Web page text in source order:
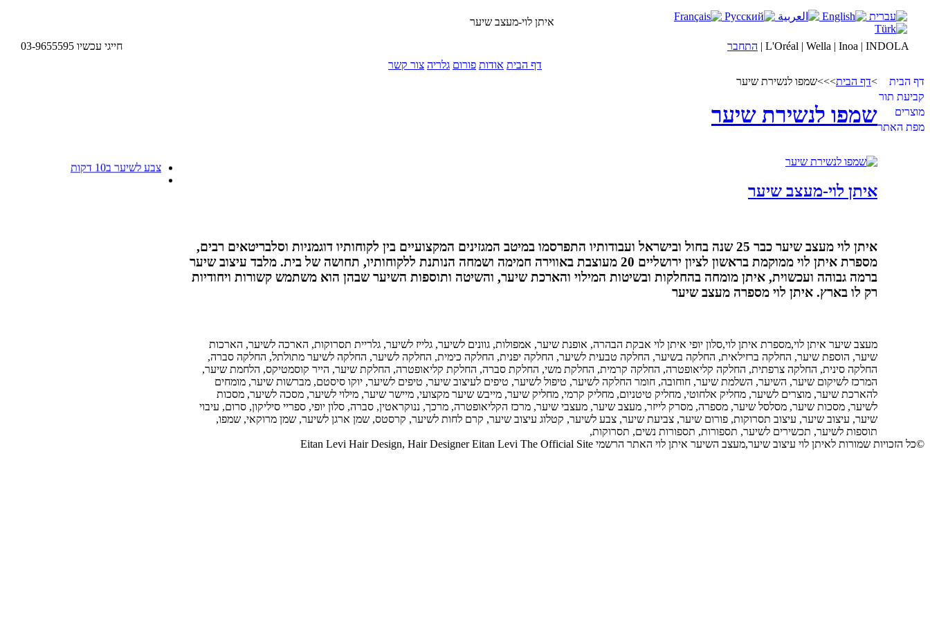
איתן לוי-מעצב שיער
L'Oréal | Wella | Inoa | INDOLA | התחבר
חייגי עכשיו 03-9655595
דף הבית אודות פורום גלריה צור קשר
דף הבית
קביעת תור
מוצרים
מפת האתר
>דף הבית>
>
>שמפו לנשירת שיער
שמפו לנשירת שיער
איתן לוי-מעצב שיער
איתן לוי מעצב שיער כבר 25 שנה בחול ובישראל ועבודותיו התפרסמו במיטב המגזינים המקצועיים בין לקוחותיו דוגמניות וסלבריטאים רבים,
מספרת איתן לוי ממוקמת בראשון לציון ירושליים 20 מעוצבת באווירה חמימה ושמחה הנותנת ללקוחותיו, תחושה של בית. מלבד עיצוב שיער
ברמה גבוהה ועכשוית, איתן מומחה בהחלקות ובשיטות המילוי והארכת שיער, והשיטה ותוספות השיער שבהן הוא משתמש קשורות ויחודיות
רק לו בארץ. איתן לוי מספרה מעצב שיער
מעצב שיער איתן לוי,מספרת איתן לוי,סלון יופי איתן לוי אבקת הבהרה, אופנת שיער, אמפולות, גוונים לשיער, גלייז לשיער, גלריית תסרוקות, הארכה לשיער, הארכות
שיער, הוספת שיער, החלקה ברזילאית, החלקה בשיער, החלקה טבעית לשיער, החלקה יפנית, החלקה כימית, החלקה לשיער, החלקה לשיער מתולתל, החלקה סברה,
החלקה סינית, החלקה צרפתית, החלקה קליאופטרה, החלקה קרמית, החלקת משי, החלקת סברה, החלקת קליאופטרה, החלקת שיער, הייר קוסמטיקס, הלחמת שיער,
המרכז לשיקום שיער, השיער, השלמת שיער, חוחובה, חומר החלקה לשיער, טיפול לשיער, טיפים לעיצוב שיער, טיפים לשיער, יוקו סיסטם, מברשות שיער, מומחים
להארכת שיער, מוצרים לשיער, מחליק אלחוטי, מחליק טיטניום, מחליק קרמי, מחליק שיער, מייבש שיער מקצועי, מיישר שיער, מילוי לשיער, מסכה לשיער, מסכות
לשיער, מסכות שיער, מסלסל שיער, מספרה, מסרק לייזר, מעצב שיער, מעצבי שיער, מרכז הקליאופטרה, מרכך, ננוקראטין, סברה, סלון יופי, ספריי סיליקון, סרום, עיבוי
שיער, עיצוב שיער, עיצוב תסרוקות, פורום שיער, צביעת שיער, צבע לשיער, קטלוג עיצוב שיער, קרם לחות לשיער, קרסטס, שמן ארגן לשיער, שמן מרוקאי, שמפו,
תוספות לשיער, תכשירים לשיער, תספורות, תספורות נשים, תסרוקות,
צבע לשיער ב10 דקות
©כל הזכויות שמורות לאיתן לוי עיצוב שיער,מעצב השיער איתן לוי האתר הרשמי Eitan Levi Hair Design, Hair Designer Eitan Levi The Official Site